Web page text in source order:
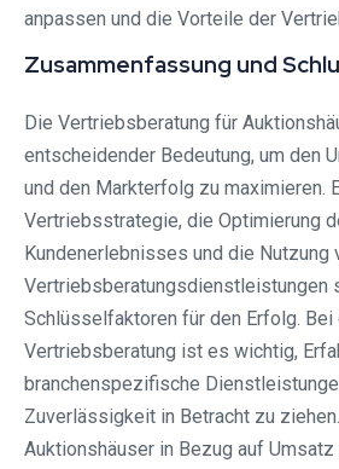
anpassen und die Vorteile der
Zusammenfassung und
Die Vertriebsberatung für
entscheidender Bedeutung, um den
und den Markterfolg zu maximieren.
Vertriebsstrategie, die Optimierung
Kundenerlebnisses und die Nutzung
Vertriebsberatungsdienstleistungen
Schlüsselfaktoren für den Erfolg. Bei
Vertriebsberatung ist es wichtig,
branchenspezifische
Zuverlässigkeit in Betracht zu
Auktionshäuser in Bezug auf Umsatz